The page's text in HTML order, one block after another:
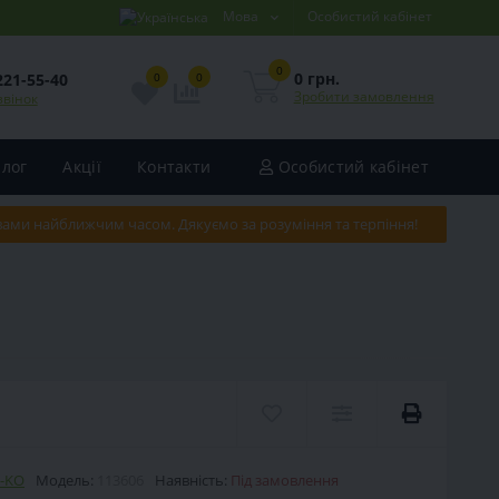
Мова Особистий кабінет
55-40 0 0 0 0 грн.
Зробити замовлення
Акції Контакти Особистий кабінет
найближчим часом. Дякуємо за розуміння та терпіння!
KO Модель: Наявність: Під замовлення